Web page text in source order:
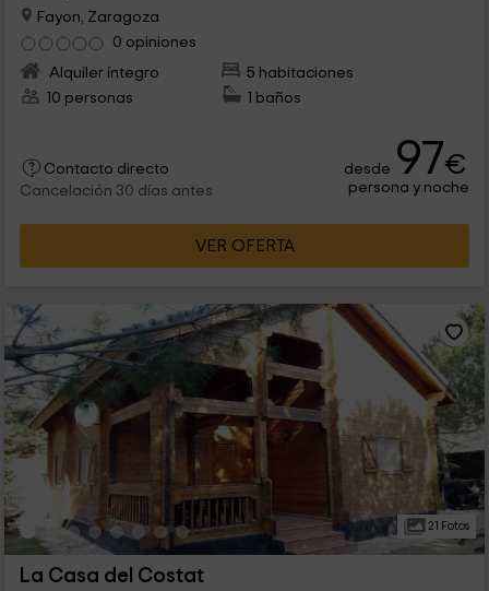
Fayon, Zaragoza
0 opiniones
Alquiler íntegro
5 habitaciones
10 personas
1 baños
Contacto directo
Cancelación 30 días antes
desde 97€
persona y noche
VER OFERTA
21 Fotos
La Casa del Costat